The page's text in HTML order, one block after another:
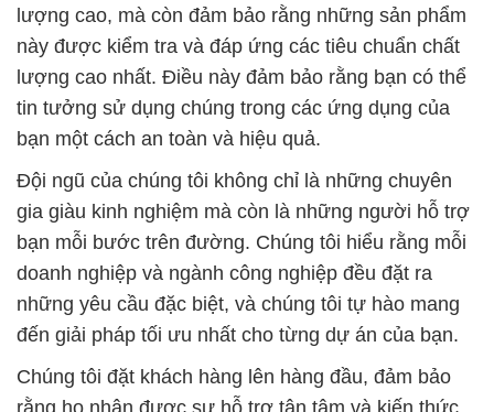
lượng cao, mà còn đảm bảo rằng những sản phẩm
này được kiểm tra và đáp ứng các tiêu chuẩn chất
lượng cao nhất. Điều này đảm bảo rằng bạn có thể
tin tưởng sử dụng chúng trong các ứng dụng của
bạn một cách an toàn và hiệu quả.
Đội ngũ của chúng tôi không chỉ là những chuyên
gia giàu kinh nghiệm mà còn là những người hỗ trợ
bạn mỗi bước trên đường. Chúng tôi hiểu rằng mỗi
doanh nghiệp và ngành công nghiệp đều đặt ra
những yêu cầu đặc biệt, và chúng tôi tự hào mang
đến giải pháp tối ưu nhất cho từng dự án của bạn.
Chúng tôi đặt khách hàng lên hàng đầu, đảm bảo